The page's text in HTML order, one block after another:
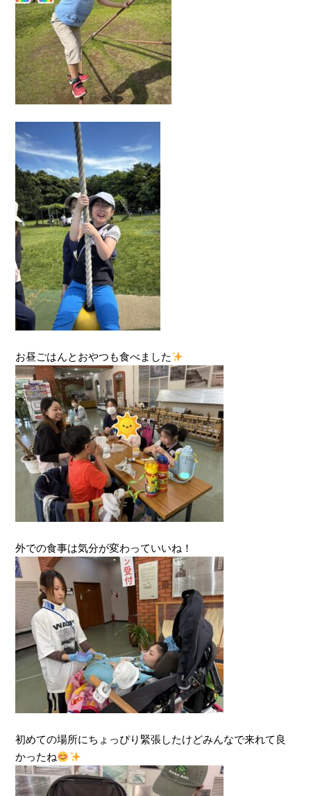
お昼ごはんとおやつも食べました
外での食事は気分が変わっていいね！
初めての場所にちょっぴり緊張したけどみんなで来れて良
かったね